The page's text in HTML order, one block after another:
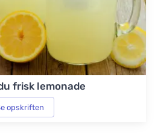
frisk lemonade
opskriften